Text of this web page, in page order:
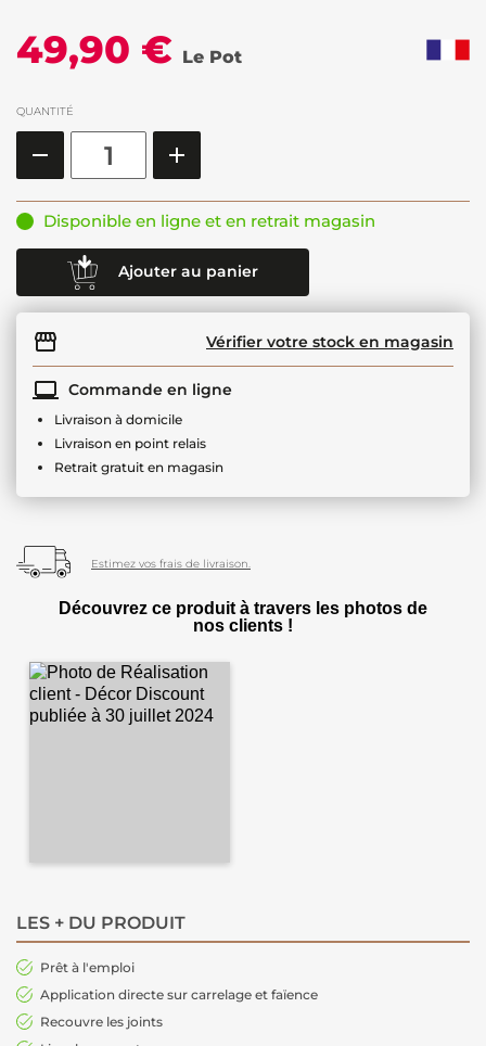
49,90 € Le Pot
QUANTITÉ
Disponible en ligne et en retrait magasin
Ajouter au panier
Vérifier votre stock en magasin
Commande en ligne
Livraison à domicile
Livraison en point relais
Retrait gratuit en magasin
Estimez vos frais de livraison.
Découvrez ce produit à travers les photos de
nos clients !
LES + DU PRODUIT
Prêt à l'emploi
Application directe sur carrelage et faïence
Recouvre les joints